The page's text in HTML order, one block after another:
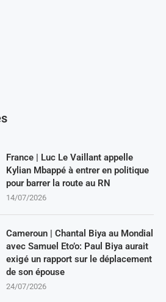
France | Luc Le Vaillant appelle
Kylian Mbappé à entrer en politique
pour barrer la route au RN
14/07/2026
Cameroun | Chantal Biya au Mondial
avec Samuel Eto’o: Paul Biya aurait
exigé un rapport sur le déplacement
de son épouse
24/07/2026